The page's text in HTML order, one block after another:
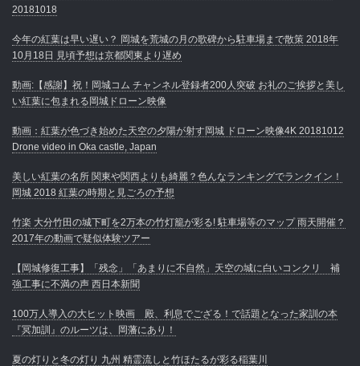
20181018
今年の紅葉は早い遅い？ 岡城を荒城の月の歌碑から駐車場まで散策 2018年
10月18日 見頃予想は京都関東より遅め
動画:【感謝】祝！岡城コム チャンネル登録者200人突破 お礼のご挨拶と美し
い紅葉に包まれる岡城ドローン映像
動画：紅葉が色づき始めた天空の夕陽が射す岡城 ドローン映像4K 20181012
Drone video in Oka castle, Japan
美しい紅葉の名所 関東や関西よりも綺麗？色んなランキングでランクイン！
岡城 2018 紅葉の時期と見ごろの予想
竹楽 大分竹田の城下町を2万本の竹灯籠が彩る! 駐車場等のマップ 雨天開催？
2017年の動画で疑似体験ツアー
【岡城修復工事】「残念」「あまりに不自然」天空の城に白いコンクリ 補
強工事に不満の声 西日本新聞
100万人導入の大ヒット映画 殿、利息でござる！で話題となった家訓の本
『冥加訓』のルーツは、岡藩にあり！
夏の灯りと冬の灯り 九州 精霊流しと竹ほたるが彩る稲葉川